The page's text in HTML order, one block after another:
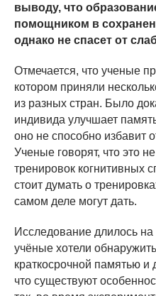
выводу, что
помощником в
однако не спасет от
Отмечается, что ученые
котором приняли
из разных стран. Было
индивида улучшает
оно не способно избавит
Ученые говорят, что это
тренировок когнитивных
стоит думать о
самом деле могут дать.
Исследование длилось
учёные хотели обнаружить
краткосрочной памятью и
что существуют